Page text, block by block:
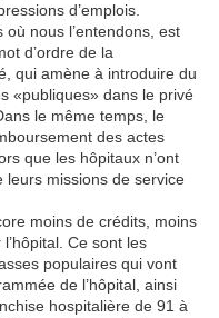
d’emplois.
où nous l’entendons, est
d’ordre de la
qui amène à introduire du
«publiques» dans le privé
le même temps, le
des actes
que les hôpitaux n’ont
leurs missions de service
moins de crédits, moins
Ce sont les
populaires qui vont
de l’hôpital, ainsi
hospitalière de 91 à